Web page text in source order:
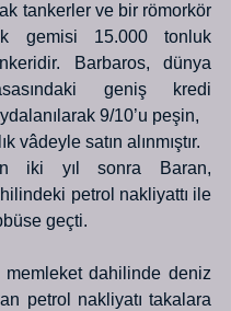
tankerler ve bir römorkör
gemisi 15.000 tonluk
Barbaros, dünya
geniş kredi
9/10’u peşin,
vâdeyle satın alınmıştır.
iki yıl sonra Baran,
petrol nakliyattı ile
geçti.
memleket dahilinde deniz
petrol nakliyatı takalara